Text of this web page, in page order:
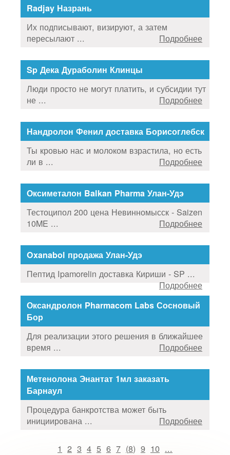
Radjay Назрань
Их подписывают, визируют, а затем
пересылают ...
Подробнее
Sp Дека Дураболин Клинцы
Люди просто не могут платить, и субсидии тут
не ...
Подробнее
Нандролон Фенил доставка Борисоглебск
Ты кровью нас и молоком взрастила, но есть
ли в ...
Подробнее
Оксиметалон Balkan Pharma Улан-Удэ
Тестоципол 200 цена Невинномысск - Saizen
10ME ...
Подробнее
Oxanabol продажа Улан-Удэ
Пептид Ipamorelin доставка Кириши - SP ...
Подробнее
Оксандролон Pharmacom Labs Сосновый
Бор
Для реализации этого решения в ближайшее
время ...
Подробнее
Метенолона Энантат 1мл заказать
Барнаул
Процедура банкротства может быть
инициирована ...
Подробнее
1 2 3 4 5 6 7 (8) 9 10 ...